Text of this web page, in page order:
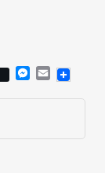
Messenger
Email